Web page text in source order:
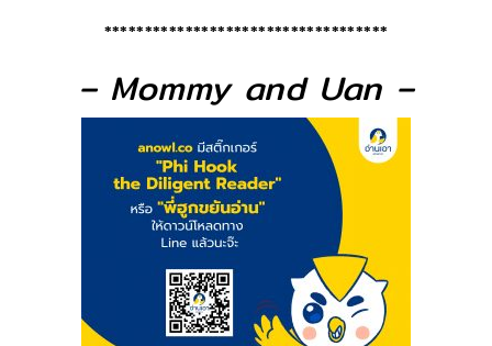
***********************************
– Mommy and Uan –